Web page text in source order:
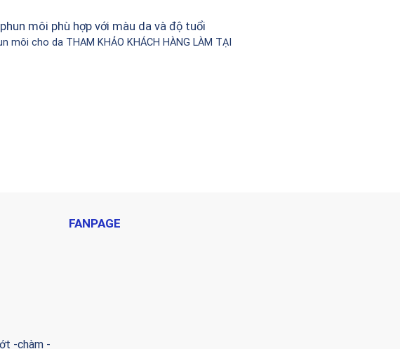
môi phù hợp với màu da và độ tuổi
môi cho da THAM KHẢO KHÁCH HÀNG LÀM TẠI
-chàm -
FANPAGE